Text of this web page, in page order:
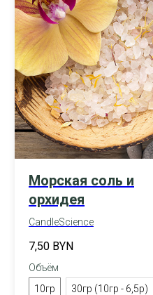
Морская соль и
орхидея
CandleScience
7,50 BYN
Объём
10гр
30гр (10гр - 6,5р)